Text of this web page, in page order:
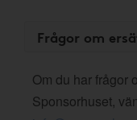
Frågor om
Om du har frågor
Sponsorhuset,